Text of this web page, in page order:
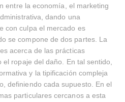
entre la economía, el marketing
dando una
con culpa el mercado es
se compone de dos partes. La
acerca de las prácticas
ropaje del daño. En tal sentido,
y la tipificación compleja
definiendo cada supuesto. En el
particulares cercanos a esta